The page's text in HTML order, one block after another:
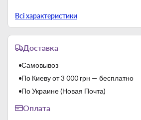
платформе Android/iOS.
Всі характеристики
Доставка
Самовывоз
По Киеву от 3 000 грн — бесплатно
По Украине (Новая Почта)
Оплата